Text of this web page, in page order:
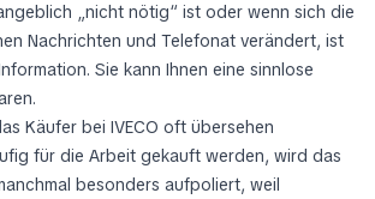
„nicht nötig“ ist oder wenn sich die
Nachrichten und Telefonat verändert, ist
Sie kann Ihnen eine sinnlose
Käufer bei IVECO oft übersehen
für die Arbeit gekauft werden, wird das
besonders aufpoliert, weil